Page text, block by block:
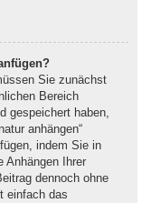
Sie zunächst
Bereich
gespeichert haben,
anhängen“
indem Sie in
Anhängen Ihrer
dennoch ohne
einfach das